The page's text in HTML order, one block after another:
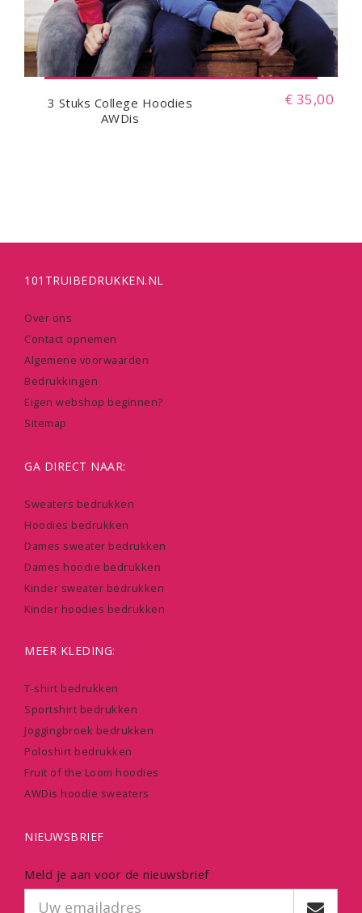
3 Stuks College Hoodies
AWDis
€ 35,00
101TRUIBEDRUKKEN.NL
Over ons
Contact opnemen
Algemene voorwaarden
Bedrukkingen
Eigen webshop beginnen?
Sitemap
GA DIRECT NAAR:
Sweaters bedrukken
Hoodies bedrukken
Dames sweater bedrukken
Dames hoodie bedrukken
Kinder sweater bedrukken
Kinder hoodies bedrukken
MEER KLEDING:
T-shirt bedrukken
Sportshirt bedrukken
Joggingbroek bedrukken
Poloshirt bedrukken
Fruit of the Loom hoodies
AWDis hoodie sweaters
NIEUWSBRIEF
Meld je aan voor de nieuwsbrief